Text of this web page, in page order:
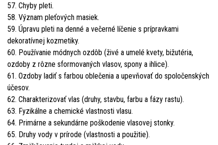
57. Chyby pleti.
58. Význam pleťových masiek.
59. Úpravu pleti na denné a večerné líčenie s prípravkami
dekoratívnej kozmetiky.
60. Používanie módnych ozdôb (živé a umelé kvety, bižutéria,
ozdoby z rôzne sformovaných vlasov, spony a ihlice).
61. Ozdoby ladiť s farbou oblečenia a upevňovať do spoločenských
účesov.
62. Charakterizovať vlas (druhy, stavbu, farbu a fázy rastu).
63. Fyzikálne a chemické vlastnosti vlasu.
64. Primárne a sekundárne poškodenie vlasovej stonky.
65. Druhy vody v prírode (vlastnosti a použitie).